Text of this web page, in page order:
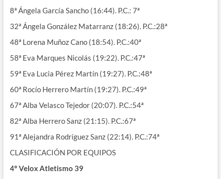
8ª Ángela García Sancho (16:44). P.C.: 7ª
32ª Ángela González Matarranz (18:26). P.C.:28ª
48ª Lorena Muñoz Cano (18:54). P.C.:40ª
58ª Eva Marques Nicolás (19:22). P.C.:47ª
59ª Eva Lucia Pérez Martín (19:27). P.C.:48ª
60ª Rocío Herrero Martín (19:27). P.C.:49ª
67ª Alba Velasco Tejedor (20:07). P.C.:54ª
82ª Alba Herrero Sanz (21:15). P.C.:67ª
91ª Alejandra Rodríguez Sanz (22:14). P.C.:74ª
CLASIFICACIÓN POR EQUIPOS
4º Velox Atletismo 39